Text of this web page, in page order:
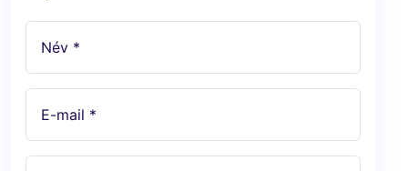
Név *
E-mail *